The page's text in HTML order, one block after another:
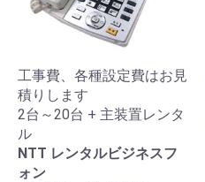
工事費、各種設定費はお見
積りします
2台～20台 + 主装置レンタ
ル
NTT レンタルビジネスフ
ォン